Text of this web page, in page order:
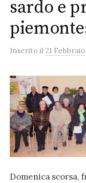
sardo e
Inserito il 21
Domenica scorsa,